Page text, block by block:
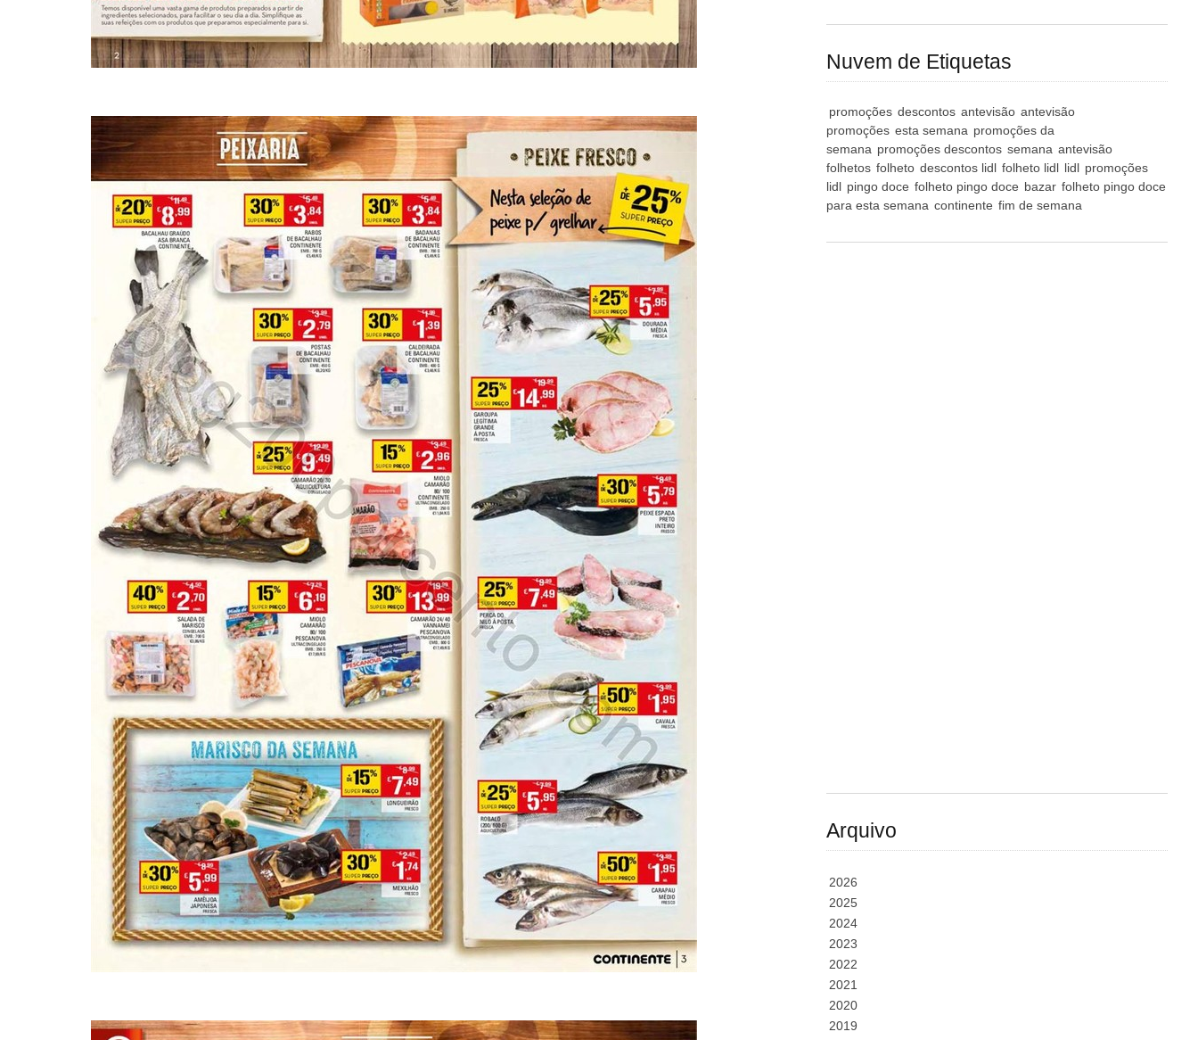
Nuvem de Etiquetas
promoções descontos antevisão antevisão
promoções esta semana promoções da
semana promoções descontos semana antevisão
folhetos folheto descontos lidl folheto lidl lidl promoções
lidl pingo doce folheto pingo doce bazar folheto pingo doce
para esta semana continente fim de semana
Arquivo
2026
2025
2024
2023
2022
2021
2020
2019